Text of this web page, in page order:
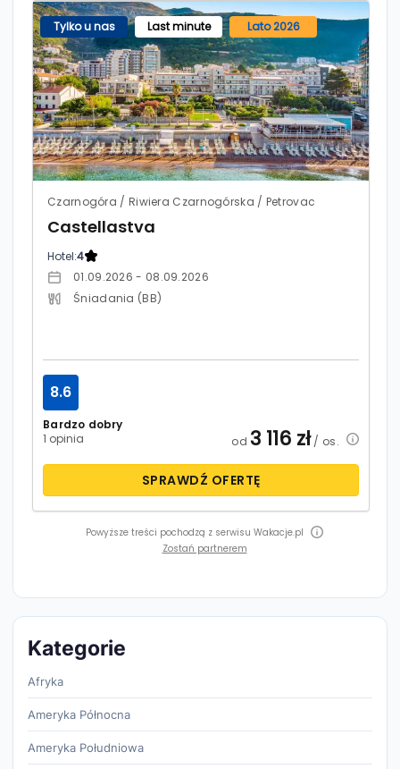
Tylko u nas Last minute Lato 2026
Czarnogóra / Riwiera Czarnogórska / Petrovac
Castellastva
Hotel:4
01.09.2026 - 08.09.2026
Śniadania (BB)
Bardzo dobry
1 opinia
8.6
od 3 116 zł/ os.
SPRAWDŹ OFERTĘ
Powyższe treści pochodzą z serwisu Wakacje.pl
Zostań partnerem
Kategorie
Afryka
Ameryka Północna
Ameryka Południowa